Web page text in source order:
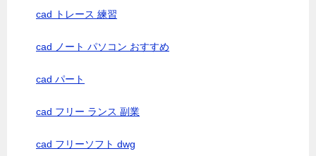
cad トレース 練習
cad ノート パソコン おすすめ
cad パート
cad フリー ランス 副業
cad フリーソフト dwg